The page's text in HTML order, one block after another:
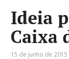
Ideia
Caixa
15 de junho de 2015